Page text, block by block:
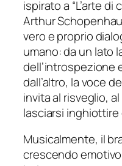
ispirato a “L’arte
Arthur
vero e proprio
umano: da un lato
dell’introspezione
dall’altro, la voce
invita al risveglio,
lasciarsi inghiottire
Musicalmente, il
crescendo